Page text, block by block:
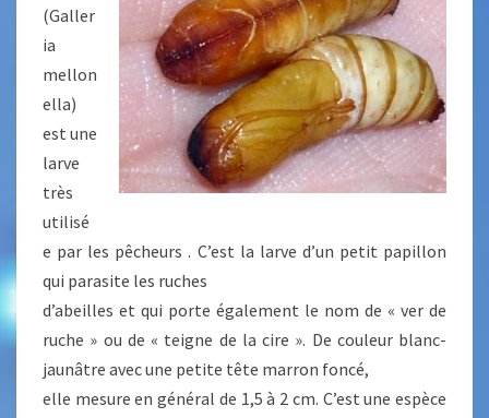
(Galler
ia
mellon
ella)
est une
larve
très
utilisé
e par les pêcheurs . C’est la larve d’un petit papillon
qui parasite les ruches
d’abeilles et qui porte également le nom de « ver de
ruche » ou de « teigne de la cire ». De couleur blanc-
jaunâtre avec une petite tête marron foncé,
elle mesure en général de 1,5 à 2 cm. C’est une espèce